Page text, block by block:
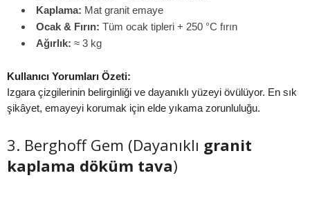
Kaplama: Mat granit emaye
Ocak & Fırın: Tüm ocak tipleri + 250 °C fırın
Ağırlık: ≈ 3 kg
Kullanıcı Yorumları Özeti:
Izgara çizgilerinin belirginliği ve dayanıklı yüzeyi övülüyor. En sık
şikâyet, emayeyi korumak için elde yıkama zorunluluğu.
3. Berghoff Gem (Dayanıklı granit
kaplama döküm tava)